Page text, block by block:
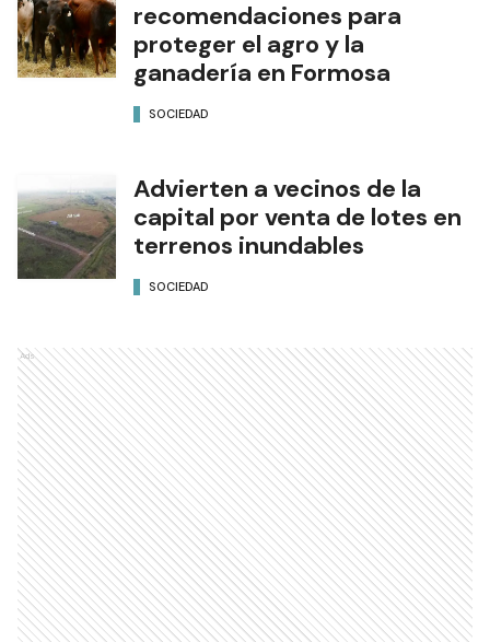
recomendaciones para
proteger el agro y la
ganadería en Formosa
SOCIEDAD
Advierten a vecinos de la
capital por venta de lotes en
terrenos inundables
SOCIEDAD
Ads